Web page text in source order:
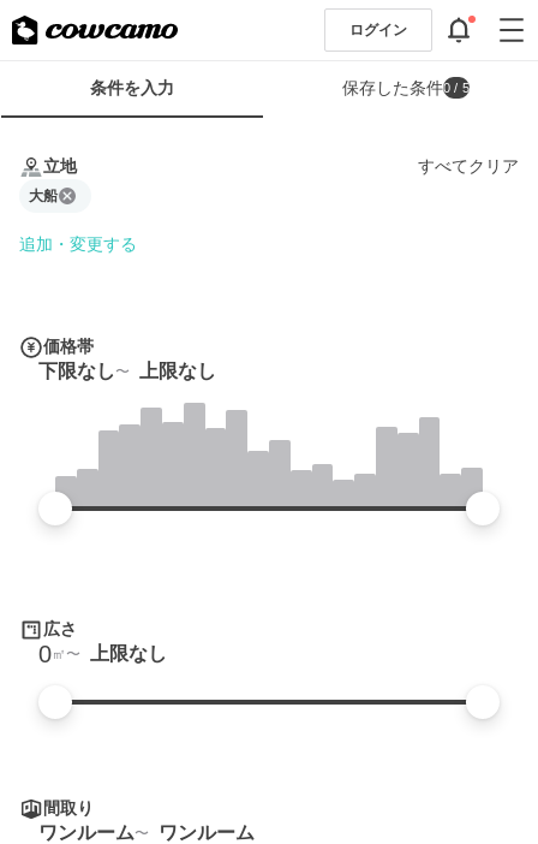
ログイン
条
条件を入力 保存した条件0 / 5
立地 すべてクリア
大船
追加・変更する
価格帯
下限なし 上限なし
広さ
0㎡ 上限なし
間取り
ワンルーム ワンルーム